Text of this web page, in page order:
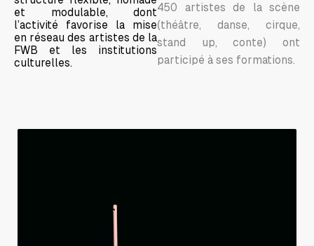
et modulable, dont
l’activité favorise la mise
en réseau des artistes de la
FWB et les institutions
culturelles.
450 artistes de la scène
(théâtre, danse, cirque,
stand up, conte) ont
participé à ses formations.